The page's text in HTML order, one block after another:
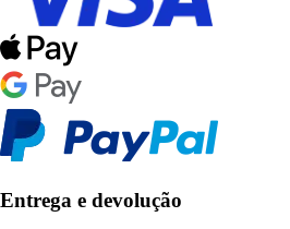
Entrega e devolução